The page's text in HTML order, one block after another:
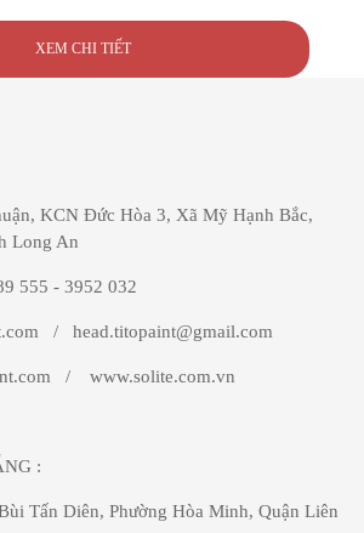
XEM CHI TIẾT
KCN Đức Hòa 3, Xã Mỹ Hạnh Bắc,
Long An
555 - 3952 032
/ head.titopaint@gmail.com
/ www.solite.com.vn
:
Tấn Diên, Phường Hòa Minh, Quận Liên